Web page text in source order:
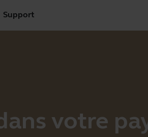
Support
votre